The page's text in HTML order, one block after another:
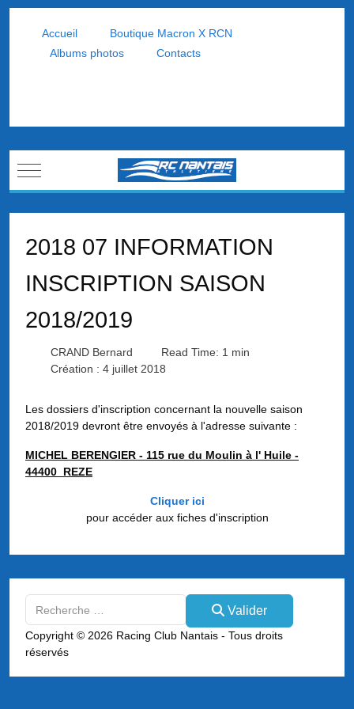
Accueil
Boutique Macron X RCN
Albums photos
Contacts
Mobile Menu Toggle
2018 07 INFORMATION
INSCRIPTION SAISON
2018/2019
CRAND Bernard
Read Time: 1 min
Création : 4 juillet 2018
Les dossiers d'inscription concernant la nouvelle saison
2018/2019 devront être envoyés à l'adresse suivante :
MICHEL BERENGIER - 115 rue du Moulin à l' Huile -
44400 REZE
Cliquer ici
pour accéder aux fiches d'inscription
Type 2 or more characters for results.
Valider
Copyright © 2026 Racing Club Nantais - Tous droits
réservés